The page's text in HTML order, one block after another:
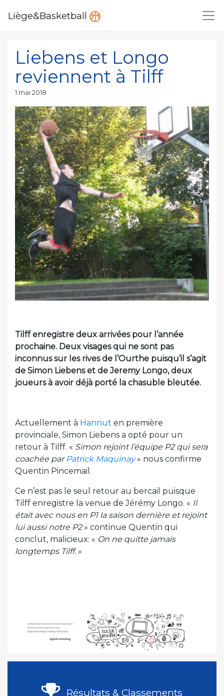
Liège&Basketball
Liebens et Longo
reviennent à Tilff
Publié
1 mai 2018
Tilff enregistre deux arrivées pour l’année
prochaine. Deux visages qui ne sont pas
inconnus sur les rives de l’Ourthe puisqu’il s’agit
de Simon Liebens et de Jeremy Longo, deux
joueurs à avoir déjà porté la chasuble bleutée.
Actuellement à Hannut en première
provinciale, Simon Liebens a opté pour un
retour à Tilff. « Simon rejoint l’équipe P2 qui sera
coachée par Patrick Maquinay» nous confirme
Quentin Pincemail.
Ce n’est pas le seul retour au bercail puisque
Tilff enregistre la venue de Jérémy Longo. « Il
était avec nous en P1 la saison dernière et rejoint
lui aussi notre P2» continue Quentin qui
conclut, malicieux: « On ne quitte jamais
longtemps Tilff. »
Résultats & Classements